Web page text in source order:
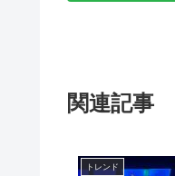
関連記事
トレンド